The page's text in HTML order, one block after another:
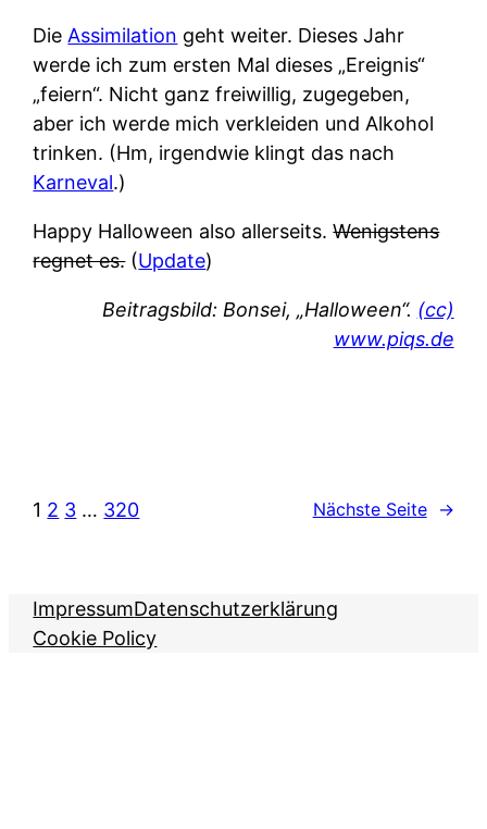
Die Assimilation geht weiter. Dieses Jahr
werde ich zum ersten Mal dieses „Ereignis“
„feiern“. Nicht ganz freiwillig, zugegeben,
aber ich werde mich verkleiden und Alkohol
trinken. (Hm, irgendwie klingt das nach
Karneval.)
Happy Halloween also allerseits.Wenigstens
regnet es.(Update)
Beitragsbild: Bonsei, „Halloween“. (cc)
www.piqs.de
1 2 3 … 320 Nächste Seite →
ImpressumDatenschutzerklärung
Cookie Policy